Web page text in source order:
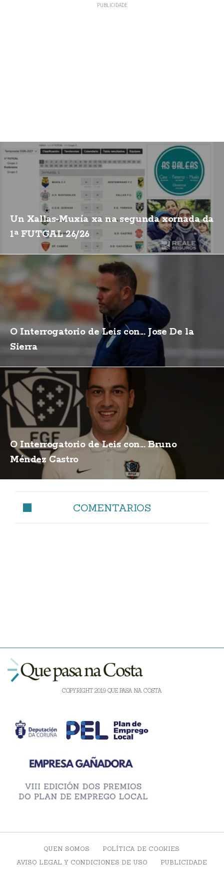
Un Xallas-Muxía xa na segunda xornada da
1ª FUTGAL 26/26
O Interrogatorio de Leis con... Jose De la
Sierra
O Interrogatorio de Leis con... Bruno
Méndez Castro
COMENTARIOS
COPYRIGHT 2019 QUE PASA NA COSTA
QUEN SOMOS
POLÍTICA DE COOKIES
AVISO LEGAL Y CONDICIONES DE USO
PUBLICIDADE